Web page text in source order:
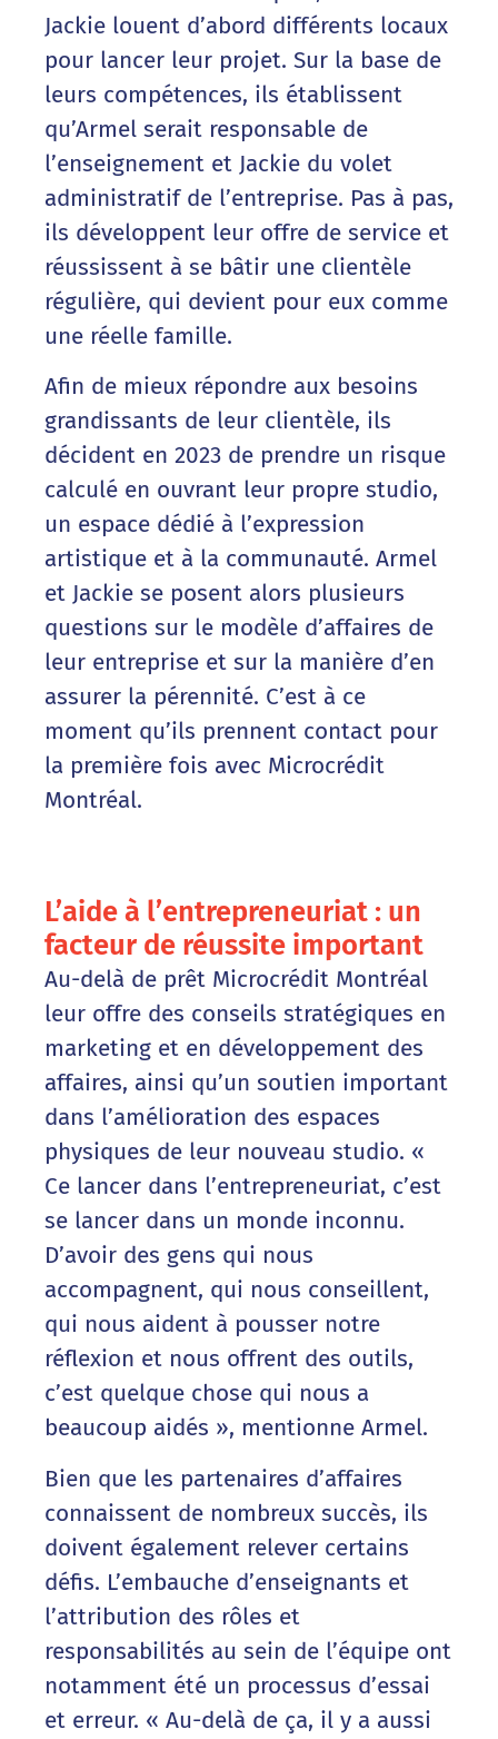
Jackie louent d’abord différents locaux
pour lancer leur projet. Sur la base de
leurs compétences, ils établissent
qu’Armel serait responsable de
l’enseignement et Jackie du volet
administratif de l’entreprise. Pas à pas,
ils développent leur offre de service et
réussissent à se bâtir une clientèle
régulière, qui devient pour eux comme
une réelle famille.
Afin de mieux répondre aux besoins
grandissants de leur clientèle, ils
décident en 2023 de prendre un risque
calculé en ouvrant leur propre studio,
un espace dédié à l’expression
artistique et à la communauté. Armel
et Jackie se posent alors plusieurs
questions sur le modèle d’affaires de
leur entreprise et sur la manière d’en
assurer la pérennité. C’est à ce
moment qu’ils prennent contact pour
la première fois avec Microcrédit
Montréal.
L’aide à l’entrepreneuriat : un
facteur de réussite important
Au-delà de prêt Microcrédit Montréal
leur offre des conseils stratégiques en
marketing et en développement des
affaires, ainsi qu’un soutien important
dans l’amélioration des espaces
physiques de leur nouveau studio. «
Ce lancer dans l’entrepreneuriat, c’est
se lancer dans un monde inconnu.
D’avoir des gens qui nous
accompagnent, qui nous conseillent,
qui nous aident à pousser notre
réflexion et nous offrent des outils,
c’est quelque chose qui nous a
beaucoup aidés », mentionne Armel.
Bien que les partenaires d’affaires
connaissent de nombreux succès, ils
doivent également relever certains
défis. L’embauche d’enseignants et
l’attribution des rôles et
responsabilités au sein de l’équipe ont
notamment été un processus d’essai
et erreur. « Au-delà de ça, il y a aussi